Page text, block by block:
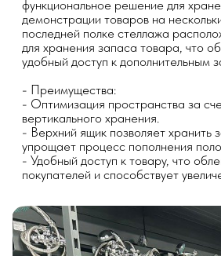
ЗАКАЗАТЬ
ОБОРУДОВАНИЕ